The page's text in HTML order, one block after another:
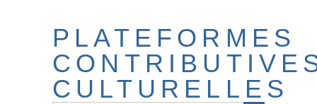
PLATEFORMES
CULTURELLES